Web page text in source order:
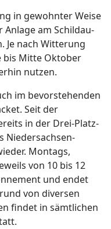
in gewohnter Weise
am Schildau-
nach Witterung
bis Mitte Oktober
nutzen.
im bevorstehenden
Seit der
in der Drei-Platz-
Niedersachsen-
Montags,
von 10 bis 12
und endet
von diversen
findet in sämtlichen